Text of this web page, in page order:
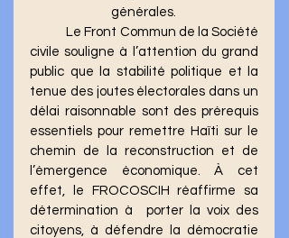
générales.
civile souligne à l’attention du grand
public que la stabilité politique et la
tenue des joutes électorales dans un
délai raisonnable sont des prérequis
essentiels pour remettre Haïti sur le
chemin de la reconstruction et de
l’émergence économique. À cet
effet, le FROCOSCIH réaffirme sa
détermination à  porter la voix des
citoyens, à défendre la démocratie